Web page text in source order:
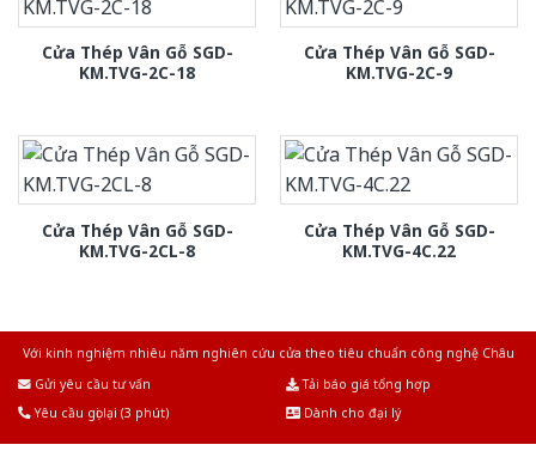
Cửa Thép Vân Gỗ SGD-
KM.TVG-2C-18
Cửa Thép Vân Gỗ SGD-
KM.TVG-2C-9
Cửa Thép Vân Gỗ SGD-
KM.TVG-2CL-8
Cửa Thép Vân Gỗ SGD-
KM.TVG-4C.22
Với kinh nghiệm nhiêu năm nghiên cứu cửa theo tiêu chuẩn công nghệ Châu
Gửi yêu cầu tư vấn
Tải báo giá tổng hợp
Yêu cầu gọi lại (3 phút)
Dành cho đại lý